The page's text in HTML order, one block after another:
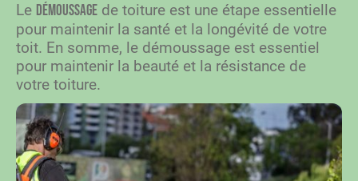
Le démoussage de toiture est une étape essentielle
pour maintenir la santé et la longévité de votre
toit. En somme, le démoussage est essentiel
pour maintenir la beauté et la résistance de
votre toiture.